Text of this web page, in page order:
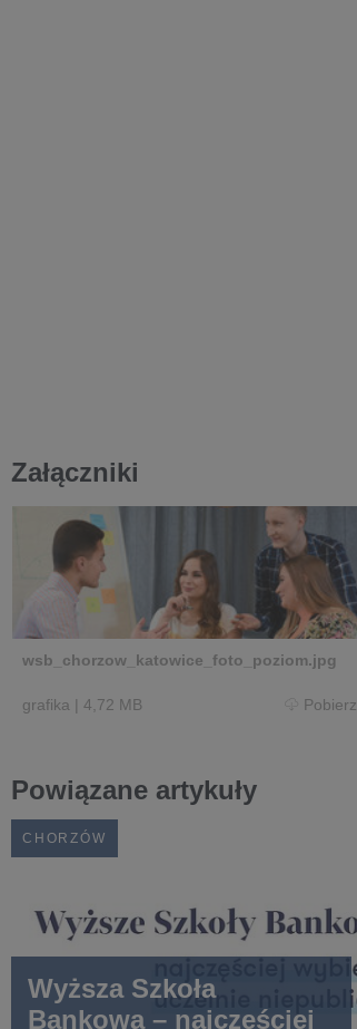
Załączniki
wsb_chorzow_katowice_foto_poziom.jpg
grafika | 4,72 MB Pobierz
Powiązane artykuły
CHORZÓW
Wyższa Szkoła
Bankowa – najczęściej